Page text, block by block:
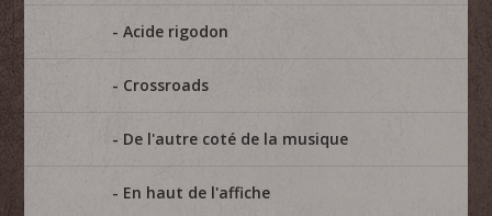
Acide rigodon
Crossroads
De l'autre coté de la musique
En haut de l'affiche